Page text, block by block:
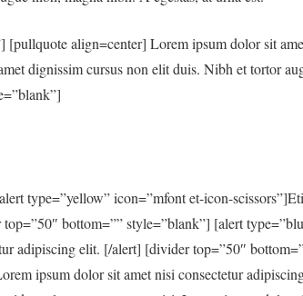
align=center] Lorem ipsum dolor sit
dignissim cursus non elit duis. Nibh et tortor
type=”yellow” icon=”mfont et-icon-
bottom=”” style=”blank”] [alert
adipiscing elit. [/alert] [divider top=”50″
ipsum dolor sit amet nisi consectetur